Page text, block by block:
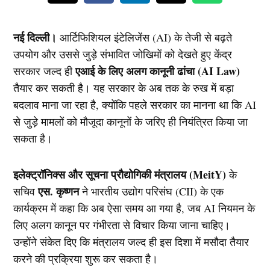
नई दिल्ली। आर्टिफिशियल इंटेलिजेंस (AI) के तेजी से बढ़ते
उपयोग और उससे जुड़े संभावित जोखिमों को देखते हुए केंद्र
सरकार जल्द हीएआई के लिए अलग कानूनी ढांचा (AI Law)
तैयार कर सकती है। यह सरकार के अब तक के रुख में बड़ा
बदलाव माना जा रहा है, क्योंकि पहले सरकार का मानना था कि AI
से जुड़े मामलों को मौजूदा कानूनों के जरिए ही नियंत्रित किया जा
सकता है।
इलेक्ट्रॉनिक्स और सूचना प्रौद्योगिकी मंत्रालय (MeitY)के
सचिवएस. कृष्णनने भारतीय उद्योग परिसंघ (CII) के एक
कार्यक्रम में कहा कि अब ऐसा समय आ गया है, जब AI नियमन के
लिए अलग कानून पर गंभीरता से विचार किया जाना चाहिए।
उन्होंने संकेत दिए कि मंत्रालय जल्द ही इस दिशा में मसौदा तैयार
करने की प्रक्रिया शुरू कर सकता है।